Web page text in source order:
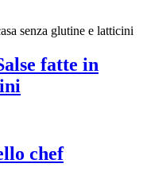
fatte in
chef